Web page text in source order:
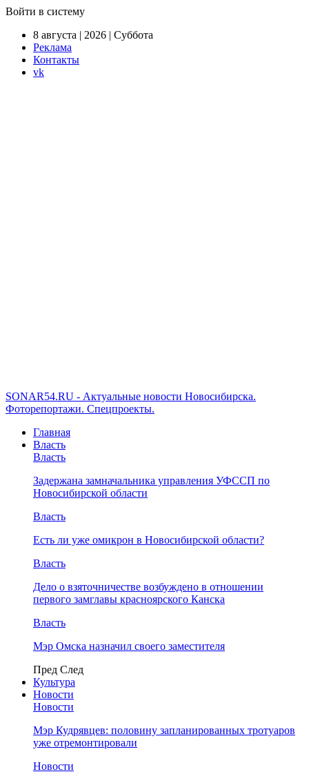
Войти в систему
8 августа | 2026 | Суббота
Реклама
Контакты
vk
SONAR54.RU - Актуальные новости Новосибирска.
Фоторепортажи. Спецпроекты.
Главная
Власть
Власть
Задержана замначальника управления УФССП по
Новосибирской области
Власть
Есть ли уже омикрон в Новосибирской области?
Власть
Дело о взяточничестве возбуждено в отношении
первого замглавы красноярского Канска
Власть
Мэр Омска назначил своего заместителя
Пред След
Культура
Новости
Новости
Мэр Кудрявцев: половину запланированных тротуаров
уже отремонтировали
Новости